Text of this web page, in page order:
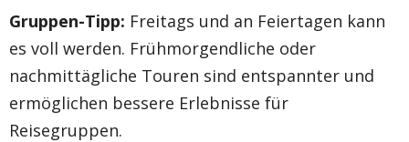
Gruppen-Tipp: Freitags und an Feiertagen kann
es voll werden. Frühmorgendliche oder
nachmittägliche Touren sind entspannter und
ermöglichen bessere Erlebnisse für
Reisegruppen.